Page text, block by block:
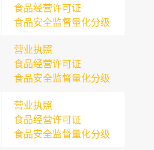
食品经营许可证
食品安全监督量化分级
营业执照
食品经营许可证
食品安全监督量化分级
营业执照
食品经营许可证
食品安全监督量化分级